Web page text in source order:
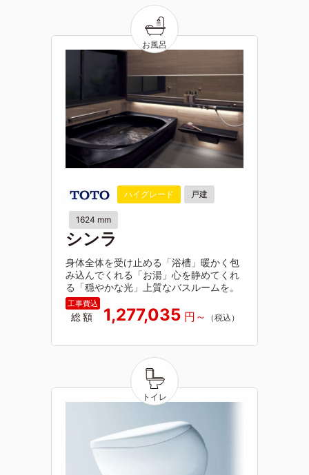
ハイグレード 戸建
1624 mm
シンラ
身体全体を受け止める「浴槽」暖かく包
み込んでくれる「お湯」心を静めてくれ
る「穏やかな光」上質なバスルームを。
総額 1,277,035